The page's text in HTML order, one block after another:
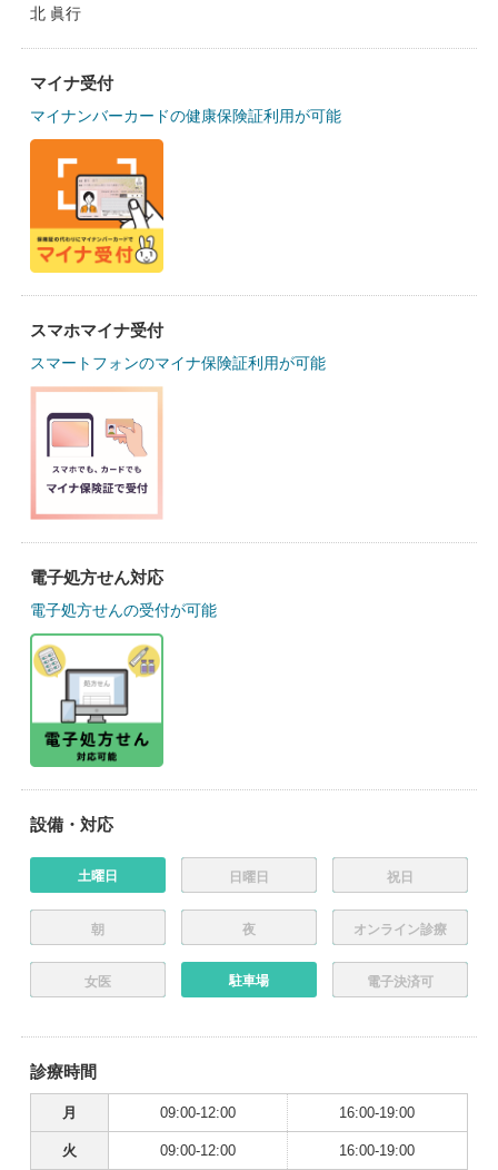
北 眞行
マイナ受付
マイナンバーカードの健康保険証利用が可能
スマホマイナ受付
スマートフォンのマイナ保険証利用が可能
電子処方せん対応
電子処方せんの受付が可能
設備・対応
土曜日 日曜日 祝日
朝 夜 オンライン診療
女医 駐車場 電子決済可
診療時間
月 09:00-12:00 16:00-19:00
火 09:00-12:00 16:00-19:00